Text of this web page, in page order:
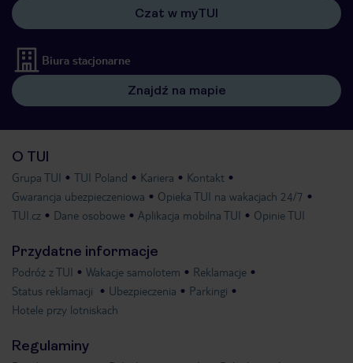
Czat w myTUI
Biura stacjonarne
Znajdź na mapie
O TUI
Grupa TUI TUI Poland Kariera
Kontakt
Gwarancja ubezpieczeniowa
Opieka TUI na wakacjach 24/7
TUI.cz
Dane osobowe Aplikacja mobilna TUI Opinie TUI
Przydatne informacje
Podróż z TUI Wakacje samolotem
Reklamacje
Status reklamacji
Ubezpieczenia
Parkingi
Hotele przy lotniskach
Regulaminy